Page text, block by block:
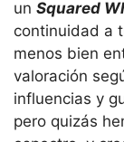
un Squared
continuidad a
menos bien
valoración
influencias y
pero quizás